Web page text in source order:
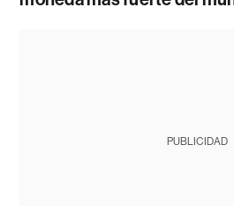
PUBLICIDAD